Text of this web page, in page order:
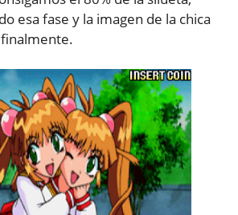
esa fase y la imagen de la chica